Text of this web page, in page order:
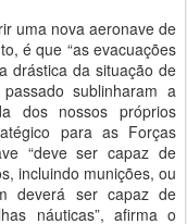
uma nova aeronave de
é que “as evacuações
drástica da situação de
sublinharam a
dos nossos próprios
para as Forças
“deve ser capaz de
incluindo munições, ou
deverá ser capaz de
náuticas”, afirma o